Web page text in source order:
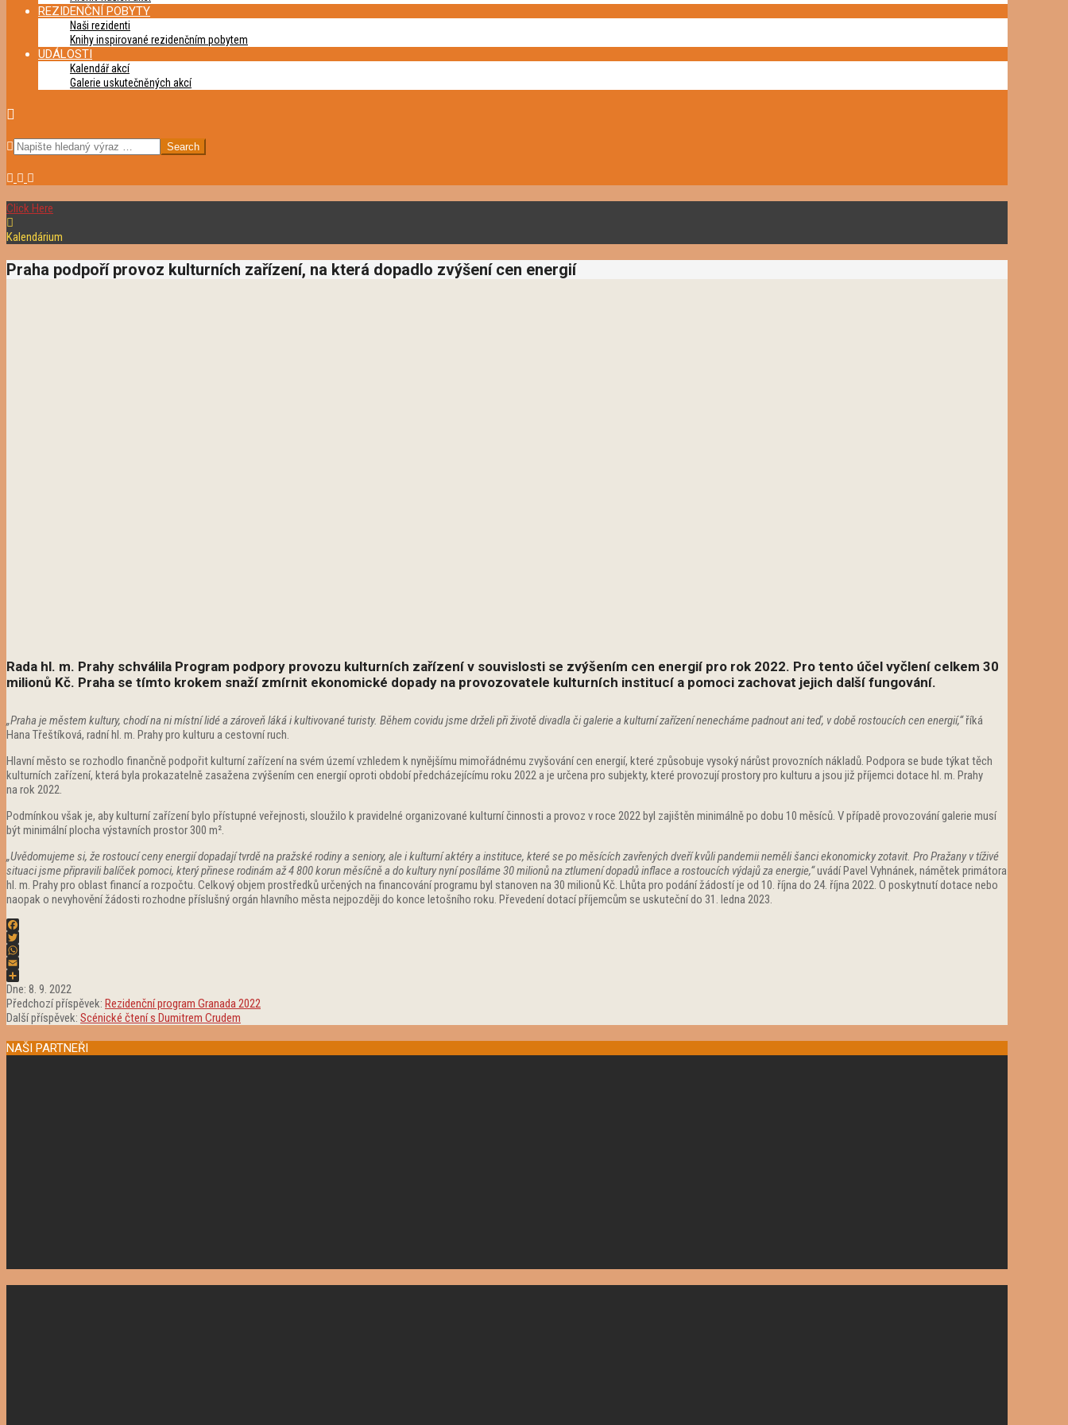
REZIDENČNÍ POBYTY
Naši rezidenti
Knihy inspirované rezidenčním pobytem
UDÁLOSTI
Kalendář akcí
Galerie uskutečněných akcí
SEARCH
Click Here
Kalendárium
Praha podpoří provoz kulturních zařízení, na která dopadlo zvýšení cen energií
Rada hl. m. Prahy schválila Program podpory provozu kulturních zařízení v souvislosti se zvýšením cen energií pro rok 2022. Pro tento účel vyčlení celkem 30
milionů Kč. Praha se tímto krokem snaží zmírnit ekonomické dopady na provozovatele kulturních institucí a pomoci zachovat jejich další fungování.
„Praha je městem kultury, chodí na ni místní lidé a zároveň láká i kultivované turisty. Během covidu jsme drželi při životě divadla či galerie a kulturní zařízení nenecháme padnout ani teď, v době rostoucích cen energií,“říká
Hana Třeštíková, radní hl. m. Prahy pro kulturu a cestovní ruch.
Hlavní město se rozhodlo finančně podpořit kulturní zařízení na svém území vzhledem k nynějšímu mimořádnému zvyšování cen energií, které způsobuje vysoký nárůst provozních nákladů. Podpora se bude týkat těch
kulturních zařízení, která byla prokazatelně zasažena zvýšením cen energií oproti období předcházejícímu roku 2022 a je určena pro subjekty, které provozují prostory pro kulturu a jsou již příjemci dotace hl. m. Prahy
na rok 2022.
Podmínkou však je, aby kulturní zařízení bylo přístupné veřejnosti, sloužilo k pravidelné organizované kulturní činnosti a provoz v roce 2022 byl zajištěn minimálně po dobu 10 měsíců. V případě provozování galerie musí
být minimální plocha výstavních prostor 300 m².
„Uvědomujeme si, že rostoucí ceny energií dopadají tvrdě na pražské rodiny a seniory, ale i kulturní aktéry a instituce, které se po měsících zavřených dveří kvůli pandemii neměli šanci ekonomicky zotavit. Pro Pražany v tíživé
situaci jsme připravili balíček pomoci, který přinese rodinám až 4 800 korun měsíčně a do kultury nyní posíláme 30 milionů na ztlumení dopadů inflace a rostoucích výdajů za energie,“uvádí Pavel Vyhnánek, námětek primátora
hl. m. Prahy pro oblast financí a rozpočtu. Celkový objem prostředků určených na financování programu byl stanoven na 30 milionů Kč. Lhůta pro podání žádostí je od 10. října do 24. října 2022. O poskytnutí dotace nebo
naopak o nevyhovění žádosti rozhodne příslušný orgán hlavního města nejpozději do konce letošního roku. Převedení dotací příjemcům se uskuteční do 31. ledna 2023.
Facebook
Twitter
WhatsApp
Email
Share
2022-
09-
08
Dne: 8. 9. 2022
Předchozí příspěvek: Rezidenční program Granada 2022
Další příspěvek: Scénické čtení s Dumitrem Crudem
NAŠI PARTNEŘI